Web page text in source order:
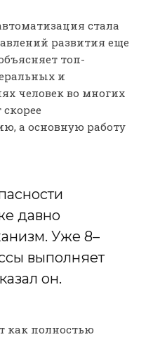
стала
развития еще
топ-
и
человек во многих
а основную работу
давно
Уже 8–
выполняет
он.
как полностью